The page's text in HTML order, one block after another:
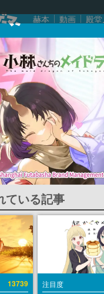
赫本 動画 殿
ている記事
13739 注目度